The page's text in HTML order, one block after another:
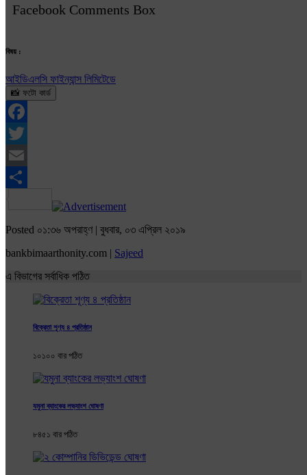
Facebook Comments Box
বিষয় :
আইডিএলসি ফাইন্যান্স লিমিটেডে
📸 ফটো কার্ড
Facebook
Twitter
Email
Share
Posted ০১:৩৬ অপরাহ্ণ | বুধবার, ০৩ এপ্রিল ২০১৯
bankbimaarthonity.com | Sajeed
এ বিভাগের সর্বাধিক পঠিত
বিক্রেতা শূণ্য ৪ প্রতিষ্ঠান
১০১০০ বার পঠিত
যমুনা ব্যাংকের লভ্যাংশ ঘোষণা
৮৪৫১ বার পঠিত